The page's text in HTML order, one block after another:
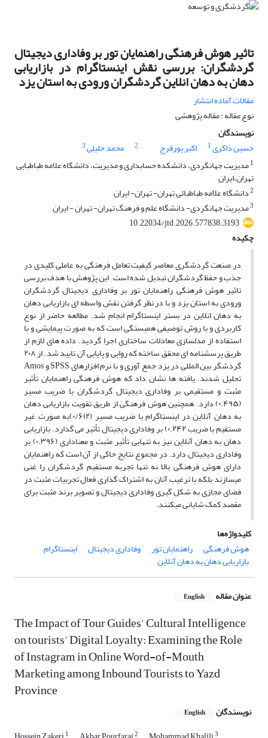
تاثیر هوش فرهنگی راهنمایان تور بر وفاداری دیجیتال
گردشگران: بررسی نقش اینستاگرام در بازاریابی
دهان به دهان انلاین گردشگران ورودی به استان یزد
مقالات آماده انتشار
نوع مقاله : مقاله پژوهشی
نویسندگان
حسین ذاکری1 اکبر پورفرج 2 محمد خلیلی3
1مدیریت جهانگردی، دانشکده حسابداری و مدیریت، دانشگاه علامه طباطبایی
تهران،ایران
2دانشگاه علامه طباطبائی تهران- تهران- ایران
3مدیریت جهانگردی- دانشگاه علم و فرهنگ تهران- تهران - ایران
10.22034/jtd.2026.577838.3193
چکیده
در صنعت گردشگری معاصر کیفیت تعامل فرهنگی به عاملی کلیدی در
جذب و حفظ گردشگران تبدیل شده است. این پژوهش با هدف بررسی
تاثیر هوش فرهنگی راهنمایان تور بر وفاداری دیجیتال گردشگران
ورودی به استان یزد و با در نظر گرفتن نقش واسطه ای بازاریابی دهان
به دهان انلاین در بستر اینستاگرام انجام شد. مطالعه حاضر از نوع
کاربردی و با روش توصیفی همبستگی است که به صورت پیمایشی و با
استفاده از مدلسازی معادلات ساختاری اجرا گردید. داده های لازم از
طریق پرسشنامه ای محقق ساخته که روایی و پایایی آن تایید شد. از ۲۰۸
گردشگر بین المللی در یزد جمع آوری و با نرم افزارهای SPSS و Amos
تحلیل شدند. یافته ها نشان داد که هوش فرهنگی راهنمایان تأثیر
مثبت و مستقیمی بر وفاداری دیجیتال گردشگران با ضریب مسیر
(۰.۴۹۵) دارد. همچنین هوش فرهنگی از طریق تقویت بازاریابی دهان
به دهان آنلاین در اینستاگرام با ضریب مسیر (۰/۶۱۲)به صورت غیر
مستقیم با ضریب ۰.۲۴۲) بر وفاداری دیجیتال تأثیر می گذارد. بازاریابی
دهان به دهان آنلاین نیز به تنهایی تأثیر مثبت و معناداری (۰.۳۹۶) بر
وفاداری دیجیتال دارد. در مجموع نتایج حاکی از آن است که راهنمایان
دارای هوش فرهنگی بالا نه تنها تجربه مستقیم گردشگران را غنی
میسازند بلکه با ترغیب آنان به اشتراک گذاری فعال تجربیات مثبت در
فضای مجازی به شکل گیری وفاداری دیجیتال و تصویر برند مثبت برای
مقصد کمک شایانی میکنند.
کلیدواژه‌ها
هوش فرهنگی
راهنمایان تور وفاداری دیجیتال اینستاگرام
بازاریابی دهان به دهان آنلاین
عنوان مقاله English
The Impact of Tour Guides' Cultural Intelligence
on tourists' Digital Loyalty: Examining the Role
of Instagram in Online Word-of-Mouth
Marketing among Inbound Tourists to Yazd
Province
نویسندگان English
1 2
3